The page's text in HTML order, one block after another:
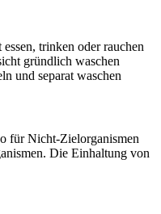
trinken oder rauchen
gründlich waschen
und separat waschen
für Nicht-Zielorganismen
Die Einhaltung von